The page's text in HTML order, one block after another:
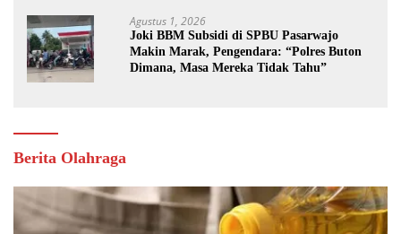
Agustus 1, 2026
Joki BBM Subsidi di SPBU Pasarwajo
Makin Marak, Pengendara: “Polres Buton
Dimana, Masa Mereka Tidak Tahu”
Berita Olahraga